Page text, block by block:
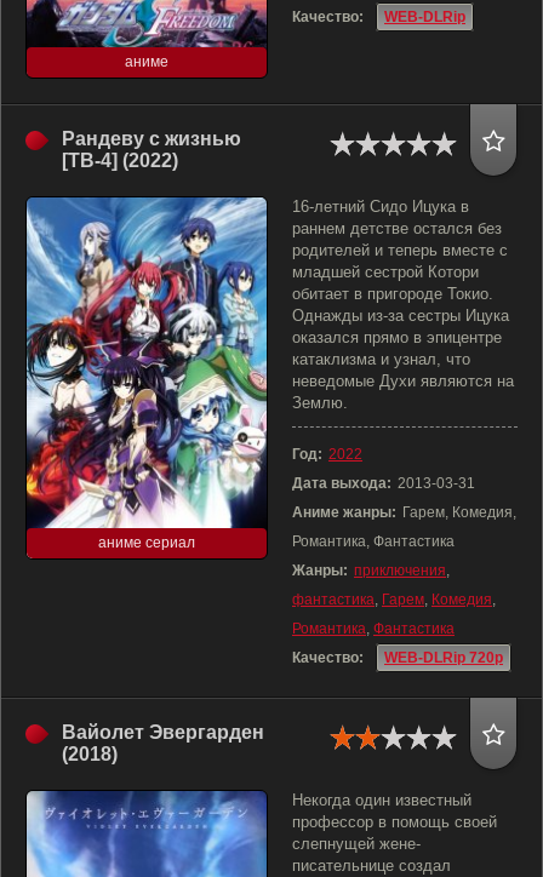
аниме
Качество:
WEB-DLRip
Рандеву с жизнью
[ТВ-4] (2022)
аниме сериал
16-летний Сидо Ицука в
раннем детстве остался без
родителей и теперь вместе с
младшей сестрой Котори
обитает в пригороде Токио.
Однажды из-за сестры Ицука
оказался прямо в эпицентре
катаклизма и узнал, что
неведомые Духи являются на
Землю.
Год: 2022
Дата выхода: 2013-03-31
Аниме жанры: Гарем, Комедия,
Романтика, Фантастика
Жанры: приключения,
фантастика, Гарем, Комедия,
Романтика, Фантастика
Качество:
WEB-DLRip 720p
Вайолет Эвергарден
(2018)
Некогда один известный
профессор в помощь своей
слепнущей жене-
писательнице создал